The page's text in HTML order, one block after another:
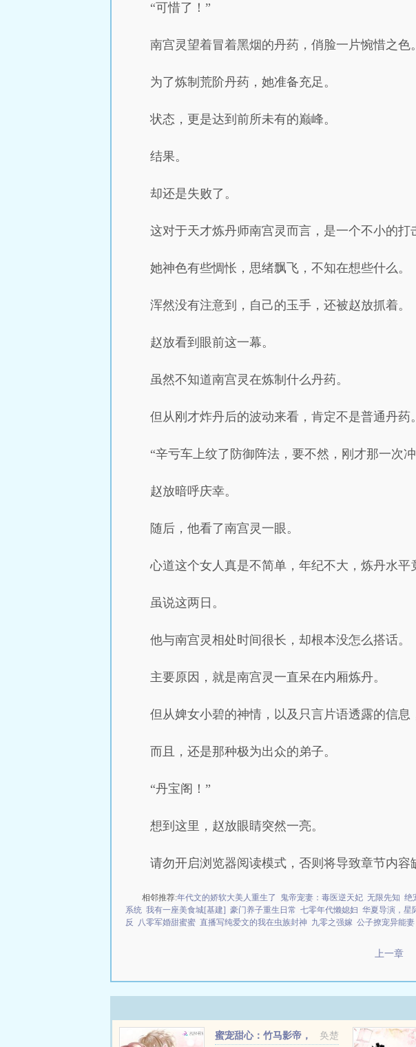
“可惜了！”
南宫灵望着冒着黑烟的丹药，俏脸一片惋惜之色。
为了炼制荒阶丹药，她准备充足。
状态，更是达到前所未有的巅峰。
结果。
却还是失败了。
这对于天才炼丹师南宫灵而言，是一个不小的打
她神色有些惆怅，思绪飘飞，不知在想些什么。
浑然没有注意到，自己的玉手，还被赵放抓着。
赵放看到眼前这一幕。
虽然不知道南宫灵在炼制什么丹药。
但从刚才炸丹后的波动来看，肯定不是普通丹药。
“辛亏车上纹了防御阵法，要不然，刚才那一次
赵放暗呼庆幸。
随后，他看了南宫灵一眼。
心道这个女人真是不简单，年纪不大，炼丹水平
虽说这两日。
他与南宫灵相处时间很长，却根本没怎么搭话。
主要原因，就是南宫灵一直呆在内厢炼丹。
但从婢女小碧的神情，以及只言片语透露的信息
而且，还是那种极为出众的弟子。
“丹宝阁！”
想到这里，赵放眼睛突然一亮。
请勿开启浏览器阅读模式，否则将导致章节内容
相邻推荐:年代文的娇软大美人重生了 鬼帝宠妻：毒医逆天妃 无限先知 绝
系统 我有一座美食城[基建] 豪门养子重生日常 七零年代懒媳妇 华夏导演，星
反
八零军婚甜蜜蜜 直播写纯爱文的我在虫族封神 九零之强嫁 公子撩宠异能妻
上一章
奂楚
蜜宠甜心：竹马影帝，